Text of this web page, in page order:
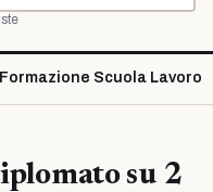
Formazione Scuola Lavoro
su 2